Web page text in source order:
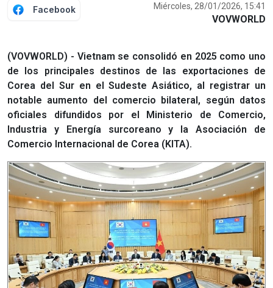
Facebook Miércoles, 28/01/2026, 15:41
VOVWORLD
(VOVWORLD) - Vietnam se consolidó en 2025 como uno
de los principales destinos de las exportaciones de
Corea del Sur en el Sudeste Asiático, al registrar un
notable aumento del comercio bilateral, según datos
oficiales difundidos por el Ministerio de Comercio,
Industria y Energía surcoreano y la Asociación de
Comercio Internacional de Corea (KITA).